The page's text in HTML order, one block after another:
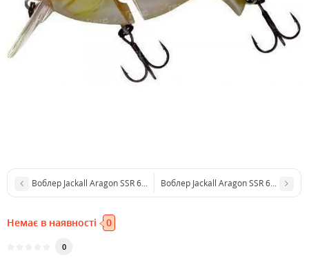
Воблер Jackall Aragon SSR 60мм 11,5г Clear Brown Frog Floating
Воблер Jackall Aragon SSR 60мм
Немає в наявності 0
0